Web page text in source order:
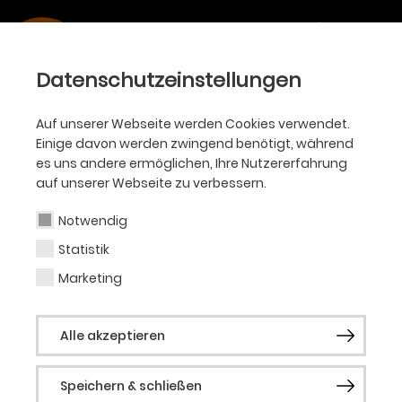
Datenschutzeinstellungen
Auf unserer Webseite werden Cookies verwendet.
Einige davon werden zwingend benötigt, während
es uns andere ermöglichen, Ihre Nutzererfahrung
auf unserer Webseite zu verbessern.
Notwendig
Statistik
Marketing
Alle akzeptieren
Speichern & schließen
Alle Sparten Oper Ballett
Alle Typen Premiere
Wiederaufnahme Eintritt frei Extra